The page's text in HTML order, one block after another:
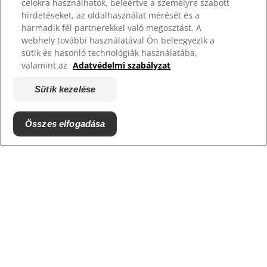
Menhelyek
© 2026 Hill's Pet Nutrition, Inc.
célokra használhatók, beleértve a személyre szabott
hirdetéseket, az oldalhasználat mérését és a
harmadik fél partnerekkel való megosztást. A
webhely további használatával Ön beleegyezik a
sütik és hasonló technológiák használatába,
valamint az Adatvédelmi szabályzat
Sütik kezelése
Összes elfogadása